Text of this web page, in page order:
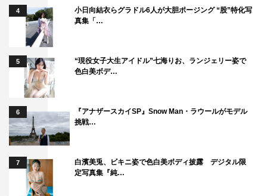
4
小日向結衣らグラドル6人が大胆ポージング “股”特化写
真集「…
5
“現役女子大生アイドル”七海りお、ランジェリー姿で
色白美ボデ…
6
『アナザースカイSP』Snow Man・ラウールがモデル
挑戦…
7
白濱美兎、ビキニ姿で色白美ボディ披露 デジタル限
定写真集『純…